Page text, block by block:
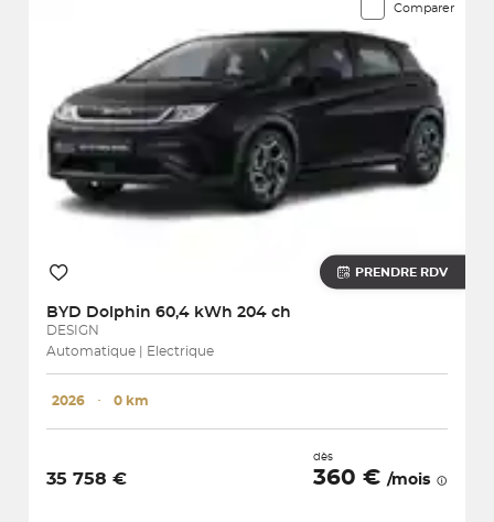
Comparer
PRENDRE RDV
BYD Dolphin 60,4 kWh 204 ch
DESIGN
Automatique | Electrique
2026 ･ 0 km
35 758 €
dès
360 € /mois